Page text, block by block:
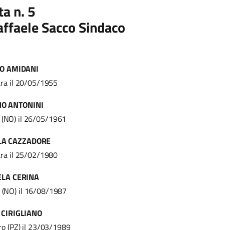
n. 5
Sacco Sindaco
AMIDANI
il 20/05/1955
ANTONINI
(NO) il 26/05/1961
CAZZADORE
il 25/02/1980
CERINA
(NO) il 16/08/1987
(PZ) il 23/03/1989